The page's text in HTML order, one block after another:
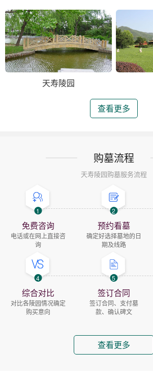
天寿陵园
查看更多
购墓流程
天寿陵园购墓服务流程
1
免费咨询
电话或在网上直接咨
询
2
预约看墓
确定好选择墓地的日
期及线路
4
综合对比
对比各陵园情况确定
购买意向
5
签订合同
签订合同、支付墓
款、确认碑文
查看更多